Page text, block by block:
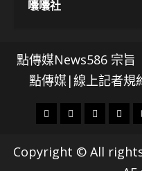
囔囔社
點傳媒News586 宗旨
點傳媒|線上記者規
頭
財
地
社
文
科
Copyright © All